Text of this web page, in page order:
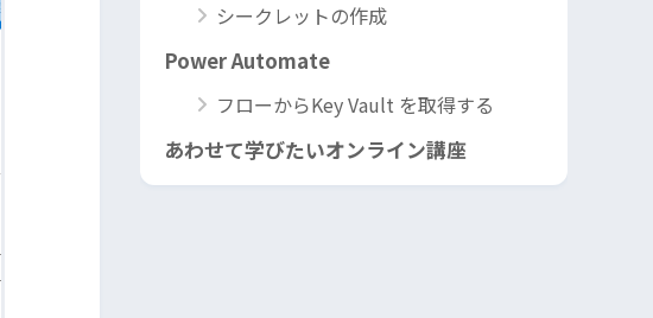
シークレットの作成
Power Automate
フローからKey Vault を取得する
あわせて学びたいオンライン講座